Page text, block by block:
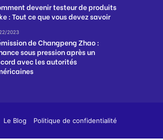
devenir testeur de produits
: Tout ce que vous devez savoir
2023
de Changpeng Zhao :
sous pression après un
avec les autorités
Le Blog Politique de confidentialité